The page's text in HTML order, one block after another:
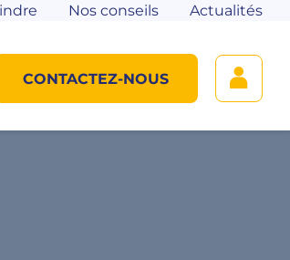
Nos conseils Actualités
CONTACTEZ-NOUS